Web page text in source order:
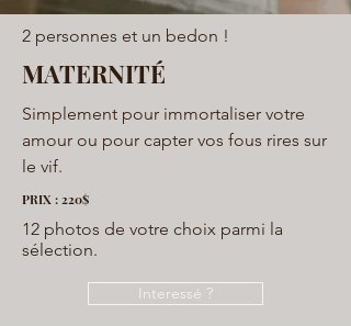
2 personnes et un bedon !
MATERNITÉ
Simplement pour immortaliser votre
amour ou pour capter vos fous rires sur
le vif.
PRIX : 220$
12 photos de votre choix parmi la
sélection.
Interessé ?